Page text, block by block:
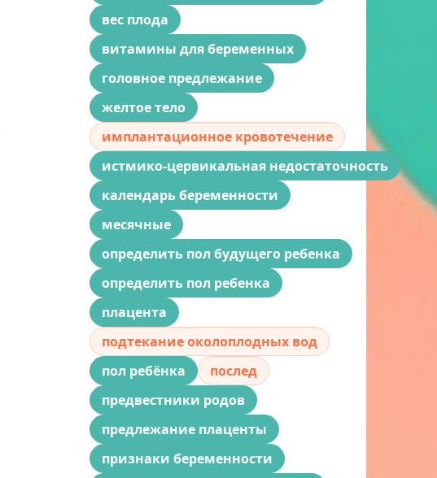
вес плода
витамины для беременных
головное предлежание
желтое тело
имплантационное кровотечение
истмико-цервикальная недостаточность
календарь беременности
месячные
определить пол будущего ребенка
определить пол ребенка
плацента
подтекание околоплодных вод
пол ребёнка
послед
предвестники родов
предлежание плаценты
признаки беременности